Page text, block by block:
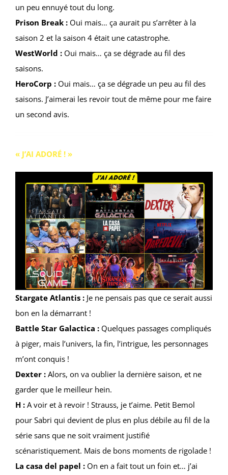
un peu ennuyé tout du long.
Prison Break :Oui mais… ça aurait pu s’arrêter à la
saison 2 et la saison 4 était une catastrophe.
WestWorld :Oui mais… ça se dégrade au fil des
saisons.
HeroCorp :Oui mais… ça se dégrade un peu au fil des
saisons. J’aimerai les revoir tout de même pour me faire
un second avis.
« J’AI ADORÉ ! »
Stargate Atlantis :Je ne pensais pas que ce serait aussi
bon en la démarrant !
Battle Star Galactica :Quelques passages compliqués
à piger, mais l’univers, la fin, l’intrigue, les personnages
m’ont conquis !
Dexter :Alors, on va oublier la dernière saison, et ne
garder que le meilleur hein.
H :A voir et à revoir ! Strauss, je t’aime. Petit Bemol
pour Sabri qui devient de plus en plus débile au fil de la
série sans que ne soit vraiment justifié
scénaristiquement. Mais de bons moments de rigolade !
La casa del papel :On en a fait tout un foin et… j’ai